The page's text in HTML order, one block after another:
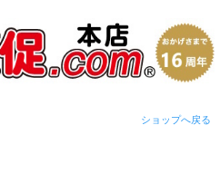
ショップへ戻る